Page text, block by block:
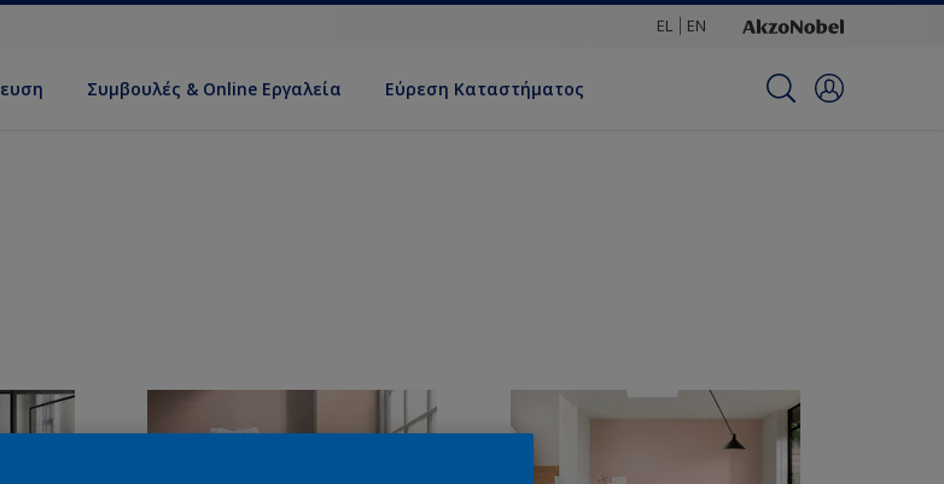
EL EN
Συμβουλές & Online Εργαλεία Εύρεση Καταστήματος